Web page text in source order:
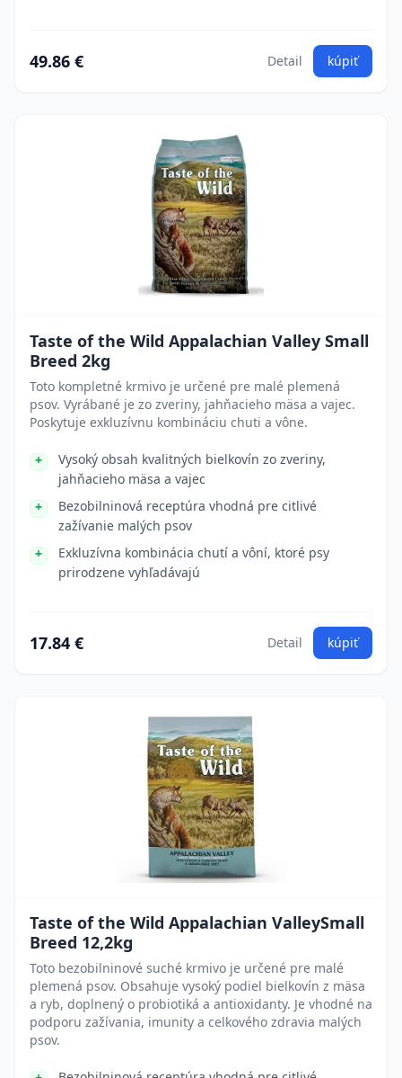
49.86 € Detail kúpiť
Taste of the Wild Appalachian Valley Small
Breed 2kg
Toto kompletné krmivo je určené pre malé plemená
psov. Vyrábané je zo zveriny, jahňacieho mäsa a vajec.
Poskytuje exkluzívnu kombináciu chuti a vône.
Vysoký obsah kvalitných bielkovín zo zveriny,
jahňacieho mäsa a vajec
Bezobilninová receptúra vhodná pre citlivé
zažívanie malých psov
Exkluzívna kombinácia chutí a vôní, ktoré psy
prirodzene vyhľadávajú
17.84 € Detail kúpiť
Taste of the Wild Appalachian ValleySmall
Breed 12,2kg
Toto bezobilninové suché krmivo je určené pre malé
plemená psov. Obsahuje vysoký podiel bielkovín z mäsa
a ryb, doplnený o probiotiká a antioxidanty. Je vhodné na
podporu zažívania, imunity a celkového zdravia malých
psov.